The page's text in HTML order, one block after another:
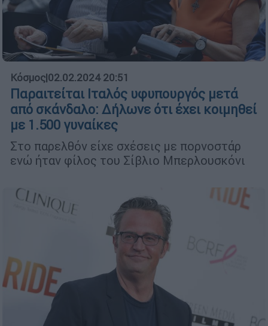
Κόσμος|02.02.2024 20:51
Παραιτείται Ιταλός υφυπουργός μετά
από σκάνδαλο: Δήλωνε ότι έχει κοιμηθεί
με 1.500 γυναίκες
Στο παρελθόν είχε σχέσεις με πορνοστάρ
ενώ ήταν φίλος του Σίβλιο Μπερλουσκόνι